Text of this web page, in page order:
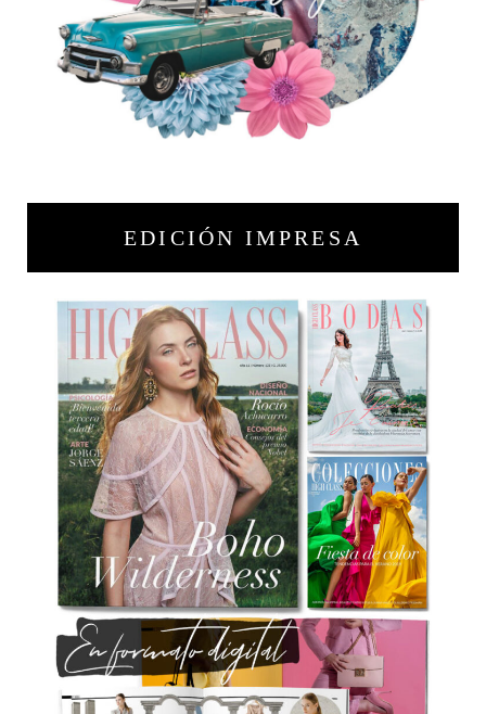
EDICIÓN IMPRESA